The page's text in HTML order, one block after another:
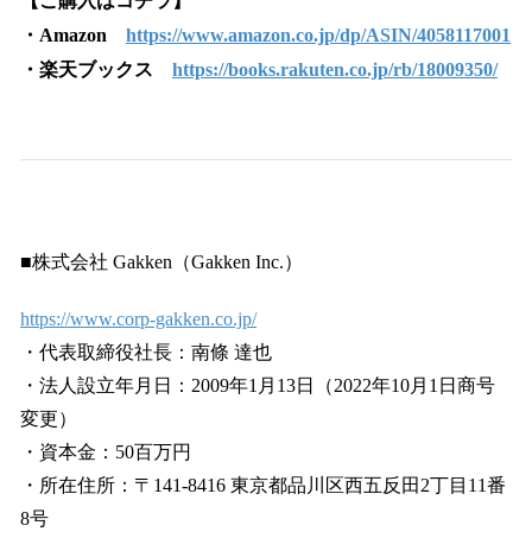
・Amazon https://www.amazon.co.jp/dp/ASIN/4058117001
・楽天ブックス https://books.rakuten.co.jp/rb/18009350/
■株式会社 Gakken（Gakken Inc.）
https://www.corp-gakken.co.jp/
・代表取締役社長：南條 達也
・法人設立年月日：2009年1月13日（2022年10月1日商号
変更）
・資本金：50百万円
・所在住所：〒141-8416 東京都品川区西五反田2丁目11番
8号